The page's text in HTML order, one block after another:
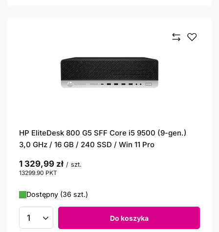
HP EliteDesk 800 G5 SFF Core i5 9500 (9-gen.)
3,0 GHz / 16 GB / 240 SSD / Win 11 Pro
1 329,99 zł / szt.
13299.90 PKT
Dostępny (36 szt.)
Ilość produktów Do koszyka